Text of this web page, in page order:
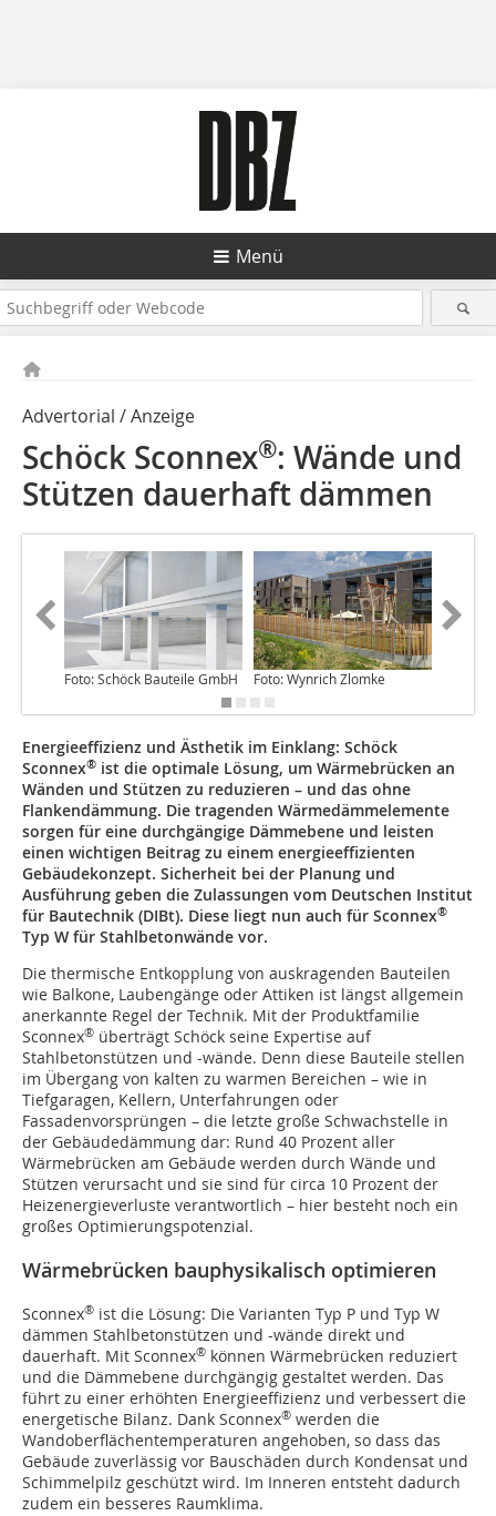
Menü
Advertorial / Anzeige
Schöck Sconnex®: Wände und
Stützen dauerhaft dämmen
Foto: Schöck Bauteile GmbH Foto: Wynrich Zlomke
Energieeffizienz und Ästhetik im Einklang: Schöck
Sconnex® ist die optimale Lösung, um Wärmebrücken an
Wänden und Stützen zu reduzieren – und das ohne
Flankendämmung. Die tragenden Wärmedämmelemente
sorgen für eine durchgängige Dämmebene und leisten
einen wichtigen Beitrag zu einem energieeffizienten
Gebäudekonzept. Sicherheit bei der Planung und
Ausführung geben die Zulassungen vom Deutschen Institut
für Bautechnik (DIBt). Diese liegt nun auch für Sconnex®
Typ W für Stahlbetonwände vor.
Die thermische Entkopplung von auskragenden Bauteilen
wie Balkone, Laubengänge oder Attiken ist längst allgemein
anerkannte Regel der Technik. Mit der Produktfamilie
Sconnex® überträgt Schöck seine Expertise auf
Stahlbetonstützen und -wände. Denn diese Bauteile stellen
im Übergang von kalten zu warmen Bereichen – wie in
Tiefgaragen, Kellern, Unterfahrungen oder
Fassadenvorsprüngen – die letzte große Schwachstelle in
der Gebäudedämmung dar: Rund 40 Prozent aller
Wärmebrücken am Gebäude werden durch Wände und
Stützen verursacht und sie sind für circa 10 Prozent der
Heizenergieverluste verantwortlich – hier besteht noch ein
großes Optimierungspotenzial.
Wärmebrücken bauphysikalisch optimieren
Sconnex® ist die Lösung: Die Varianten Typ P und Typ W
dämmen Stahlbetonstützen und -wände direkt und
dauerhaft. Mit Sconnex® können Wärmebrücken reduziert
und die Dämmebene durchgängig gestaltet werden. Das
führt zu einer erhöhten Energieeffizienz und verbessert die
energetische Bilanz. Dank Sconnex® werden die
Wandoberflächentemperaturen angehoben, so dass das
Gebäude zuverlässig vor Bauschäden durch Kondensat und
Schimmelpilz geschützt wird. Im Inneren entsteht dadurch
zudem ein besseres Raumklima.